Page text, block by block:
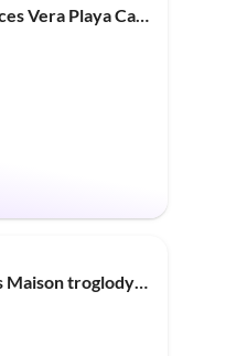
Maison de vacances Vera Playa Casa Don Carlo
Parc de vacances Maison troglodyte à Guadix avec piscine privée